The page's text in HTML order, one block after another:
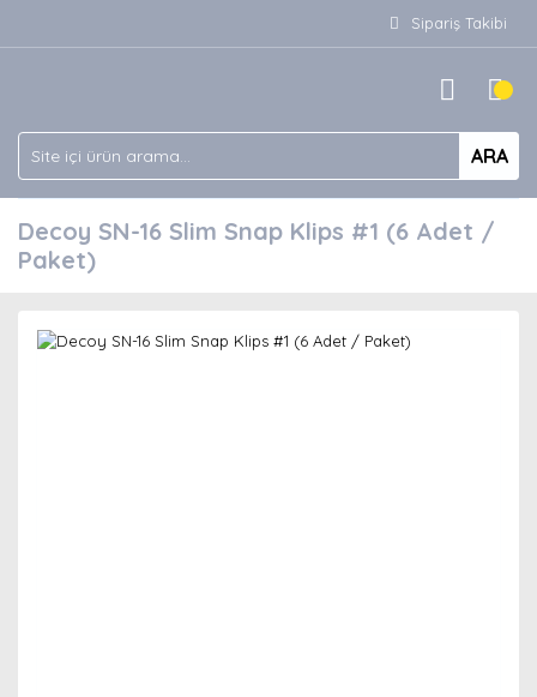
Sipariş Takibi
ARA
Decoy SN-16 Slim Snap Klips #1 (6 Adet /
Paket)